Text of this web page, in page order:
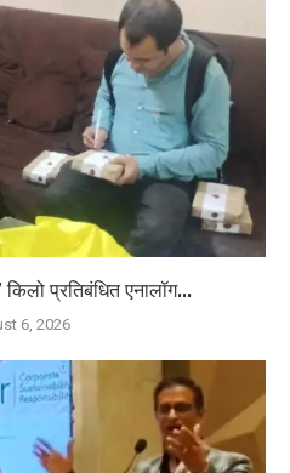
प्रतिबंधित एनालॉग...
6, 2026